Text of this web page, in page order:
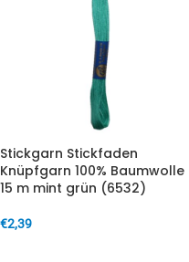
Stickgarn Stickfaden
Knüpfgarn 100% Baumwolle
15 m mint grün (6532)
€2,39